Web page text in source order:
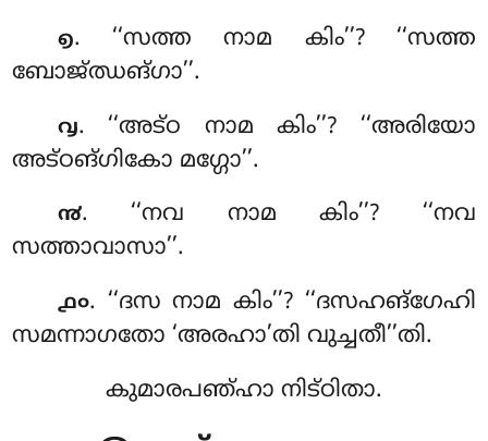
൭. ‘‘സത്ത നാമ കിം’’? ‘‘സത്ത
ബോജ്ഝങ്ഗാ’’.
൮. ‘‘അട്ഠ നാമ കിം’’? ‘‘അരിയോ
അട്ഠങ്ഗികോ മഗ്ഗോ’’.
൯. ‘‘നവ നാമ കിം’’? ‘‘നവ
സത്താവാസാ’’.
൧൦. ‘‘ദസ നാമ കിം’’? ‘‘ദസഹങ്ഗേഹി
സമന്നാഗതോ ‘അരഹാ’തി വുച്ചതീ’’തി.
കുമാരപഞ്ഹാ നിട്ഠിതാ.